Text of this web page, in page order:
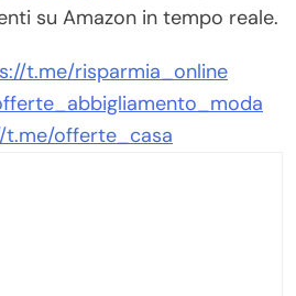
su Amazon in tempo reale.
t.me/risparmia_online
t.me/offerte_casa